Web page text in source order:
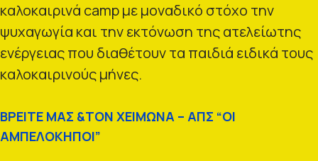
καλοκαιρινά camp με μοναδικό στόχο την
ψυχαγωγία και την εκτόνωση της ατελείωτης
ενέργειας που διαθέτουν τα παιδιά ειδικά τους
καλοκαιρινούς μήνες.
ΒΡΕΙΤΕ ΜΑΣ &ΤΟΝ ΧΕΙΜΩΝΑ – ΑΠΣ “ΟΙ
ΑΜΠΕΛΟΚΗΠΟΙ”